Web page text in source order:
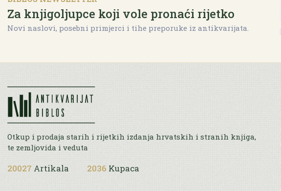
Za knjigoljupce koji vole pronaći rijetko
Novi naslovi, posebni primjerci i tihe preporuke iz antikvarijata.
Otkup i prodaja starih i rijetkih izdanja hrvatskih i stranih knjiga,
te zemljovida i veduta
20027 Artikala 2036 Kupaca